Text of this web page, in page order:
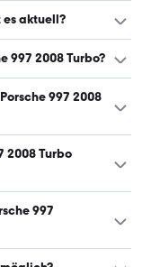
Turbo liegt
aktuell?
mobile.de, davon 27
997 2008 Turbo?
zwischen 480
997 2008
erhältlich.
2008 Turbo
folgenden Farben:
und gold. Die
997